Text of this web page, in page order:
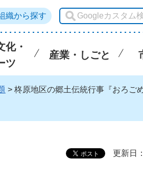
織から探す
化・
ツ
産業・しごと
> 柊原地区の郷土伝統行事『おろごめ
更新日